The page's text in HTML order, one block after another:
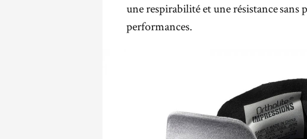
une respirabilité et une résistance
performances.